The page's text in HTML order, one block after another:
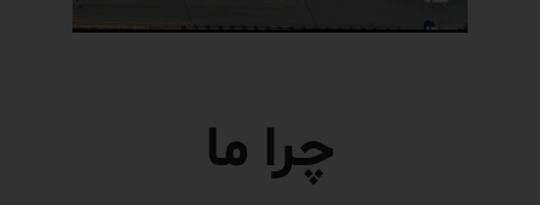
چرا ما